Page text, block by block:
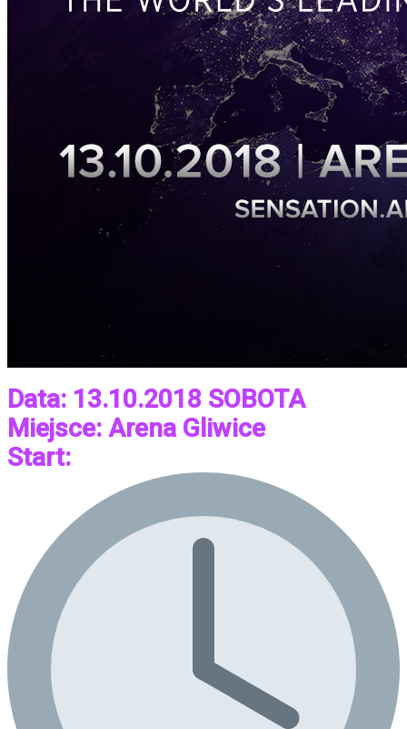
Data: 13.10.2018 SOBOTA
Miejsce: Arena Gliwice
Start: